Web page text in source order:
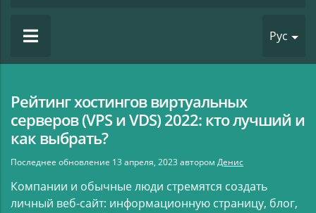
Рус
Рейтинг хостингов виртуальных
серверов (VPS и VDS) 2022: кто лучший и
как выбрать?
Последнее обновление 13 апреля, 2023 автором Денис
Компании и обычные люди стремятся создать
личный веб-сайт: информационную страницу, блог,